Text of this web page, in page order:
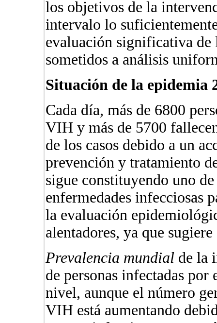
los objetivos de la
intervalo lo
evaluación significativa de
sometidos a análisis
Situación de la epidemia
Cada día, más de 6800
VIH y más de 5700
de los casos debido a un
prevención y tratamiento
sigue constituyendo uno
enfermedades infecciosas
la evaluación
alentadores, ya que sugiere
Prevalencia mundial de la
de personas infectadas
nivel, aunque el número
VIH está aumentando